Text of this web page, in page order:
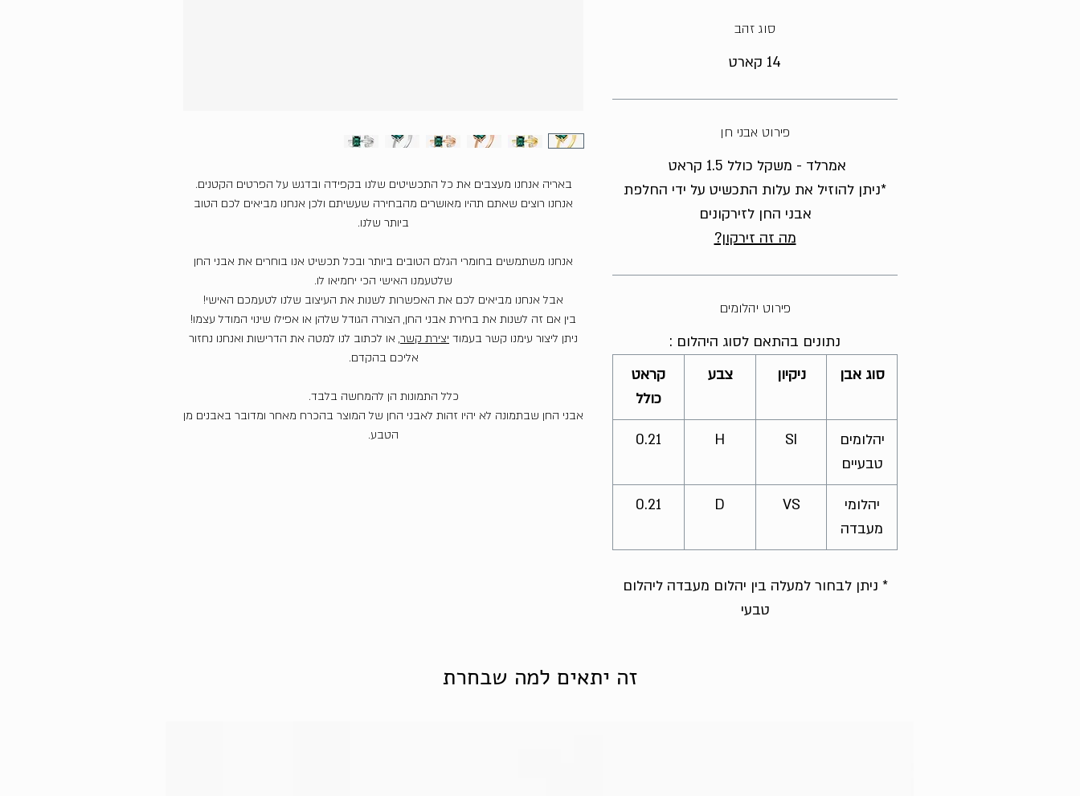
באריה אנחנו מעצבים את כל התכשיטים שלנו בקפידה ובדגש על הפרטים הקטנים.
אנחנו רוצים שאתם תהיו מאושרים מהבחירה שעשיתם ולכן אנחנו מביאים לכם הטוב
ביותר שלנו.
אנחנו משתמשים בחומרי הגלם הטובים ביותר ובכל תכשיט אנו בוחרים את אבני החן
שלטעמנו האישי הכי יחמיאו לו.
אבל אנחנו מביאים לכם את האפשרות לשנות את העיצוב שלנו לטעמכם האישי!
בין אם זה לשנות את בחירת אבני החן, הצורה הגודל שלהן או אפילו שינוי המודל עצמו!
ניתן ליצור עימנו קשר בעמוד יצירת קשר, או לכתוב לנו למטה את הדרישות ואנחנו נחזור
אליכם בהקדם.
כלל התמונות הן להמחשה בלבד.
אבני החן שבתמונה לא יהיו זהות לאבני החן של המוצר בהכרח מאחר ומדובר באבנים מן
הטבע.
סוג זהב
14 קארט
פירוט אבני חן
אמרלד - משקל כולל 1.5 קראט
*ניתן להוזיל את עלות התכשיט על ידי החלפת
אבני החן לזירקונים
מה זה זירקון?
פירוט יהלומים
נתונים בהתאם לסוג היהלום :
סוג אבן
ניקיון צבע
קראט
כולל
יהלומים
טבעיים
SI
H
0.21
יהלומי
מעבדה
VS
D
0.21
* ניתן לבחור למעלה בין יהלום מעבדה ליהלום
טבעי
זה יתאים למה שבחרת